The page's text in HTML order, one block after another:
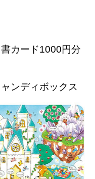
カード1000円分
ンディボックス